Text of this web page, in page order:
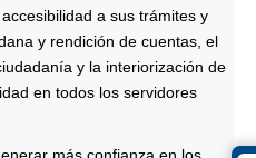
a sus trámites y
y rendición de cuentas, el
y la interiorización de
en todos los servidores
más confianza en los